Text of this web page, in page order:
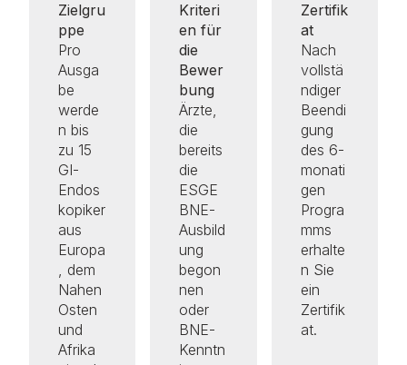
Zielgru
ppe
Pro
Ausga
be
werde
n bis
zu 15
GI-
Endos
kopiker
aus
Europa
, dem
Nahen
Osten
und
Afrika
Kriteri
en für
die
Bewer
bung
Ärzte,
die
bereits
die
ESGE
BNE-
Ausbild
ung
begon
nen
oder
BNE-
Kenntn
Zertifik
at
Nach
vollstä
ndiger
Beendi
gung
des 6-
monati
gen
Progra
mms
erhalte
n Sie
ein
Zertifik
at.